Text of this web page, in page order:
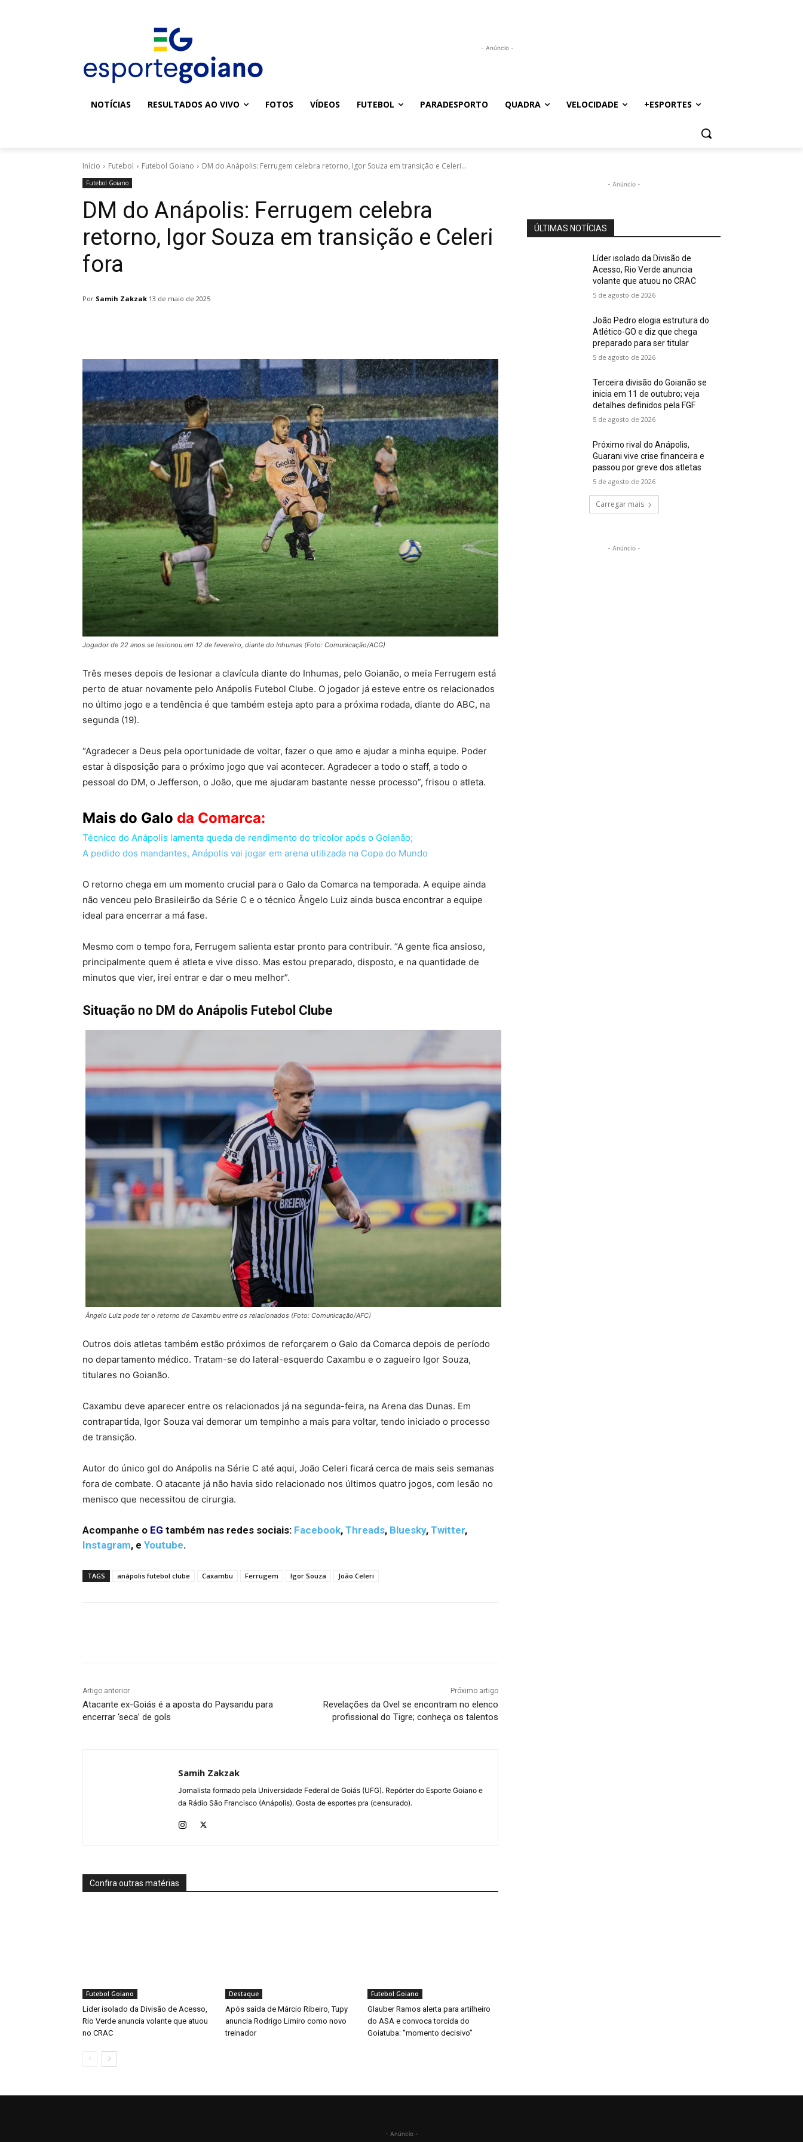
- Anúncio -
NOTÍCIAS RESULTADOS AO VIVO FOTOS VÍDEOS FUTEBOL PARADESPORTO QUADRA VELOCIDADE +ESPORTES
Início Futebol Futebol Goiano DM do Anápolis: Ferrugem celebra retorno, Igor Souza em transição e Celeri...
Futebol Goiano
DM do Anápolis: Ferrugem celebra
retorno, Igor Souza em transição e Celeri
fora
Por Samih Zakzak 13 de maio de 2025
Jogador de 22 anos se lesionou em 12 de fevereiro, diante do Inhumas (Foto: Comunicação/ACG)
Três meses depois de lesionar a clavícula diante do Inhumas, pelo Goianão, o meia Ferrugem está
perto de atuar novamente pelo Anápolis Futebol Clube. O jogador já esteve entre os relacionados
no último jogo e a tendência é que também esteja apto para a próxima rodada, diante do ABC, na
segunda (19).
“Agradecer a Deus pela oportunidade de voltar, fazer o que amo e ajudar a minha equipe. Poder
estar à disposição para o próximo jogo que vai acontecer. Agradecer a todo o staff, a todo o
pessoal do DM, o Jefferson, o João, que me ajudaram bastante nesse processo”, frisou o atleta.
Mais do Galo da Comarca:
Técnico do Anápolis lamenta queda de rendimento do tricolor após o Goianão;
A pedido dos mandantes, Anápolis vai jogar em arena utilizada na Copa do Mundo
O retorno chega em um momento crucial para o Galo da Comarca na temporada. A equipe ainda
não venceu pelo Brasileirão da Série C e o técnico Ângelo Luiz ainda busca encontrar a equipe
ideal para encerrar a má fase.
Mesmo com o tempo fora, Ferrugem salienta estar pronto para contribuir. “A gente fica ansioso,
principalmente quem é atleta e vive disso. Mas estou preparado, disposto, e na quantidade de
minutos que vier, irei entrar e dar o meu melhor”.
Situação no DM do Anápolis Futebol Clube
Ângelo Luiz pode ter o retorno de Caxambu entre os relacionados (Foto: Comunicação/AFC)
Outros dois atletas também estão próximos de reforçarem o Galo da Comarca depois de período
no departamento médico. Tratam-se do lateral-esquerdo Caxambu e o zagueiro Igor Souza,
titulares no Goianão.
Caxambu deve aparecer entre os relacionados já na segunda-feira, na Arena das Dunas. Em
contrapartida, Igor Souza vai demorar um tempinho a mais para voltar, tendo iniciado o processo
de transição.
Autor do único gol do Anápolis na Série C até aqui, João Celeri ficará cerca de mais seis semanas
fora de combate. O atacante já não havia sido relacionado nos últimos quatro jogos, com lesão no
menisco que necessitou de cirurgia.
Acompanhe o EG também nas redes sociais: Facebook, Threads, Bluesky, Twitter,
Instagram, e Youtube.
TAGS anápolis futebol clube Caxambu Ferrugem Igor Souza João Celeri
Artigo anterior
Atacante ex-Goiás é a aposta do Paysandu para
encerrar ‘seca’ de gols
Próximo artigo
Revelações da Ovel se encontram no elenco
profissional do Tigre; conheça os talentos
Samih Zakzak
Jornalista formado pela Universidade Federal de Goiás (UFG). Repórter do Esporte Goiano e
da Rádio São Francisco (Anápolis). Gosta de esportes pra (censurado).
Confira outras matérias
Futebol Goiano
Líder isolado da Divisão de Acesso,
Rio Verde anuncia volante que atuou
no CRAC
Destaque
Após saída de Márcio Ribeiro, Tupy
anuncia Rodrigo Limiro como novo
treinador
Futebol Goiano
Glauber Ramos alerta para artilheiro
do ASA e convoca torcida do
Goiatuba: “momento decisivo”
- Anúncio -
ÚLTIMAS NOTÍCIAS
Líder isolado da Divisão de
Acesso, Rio Verde anuncia
volante que atuou no CRAC
5 de agosto de 2026
João Pedro elogia estrutura do
Atlético-GO e diz que chega
preparado para ser titular
5 de agosto de 2026
Terceira divisão do Goianão se
inicia em 11 de outubro; veja
detalhes definidos pela FGF
5 de agosto de 2026
Próximo rival do Anápolis,
Guarani vive crise financeira e
passou por greve dos atletas
5 de agosto de 2026
Carregar mais
- Anúncio -
- Anúncio -